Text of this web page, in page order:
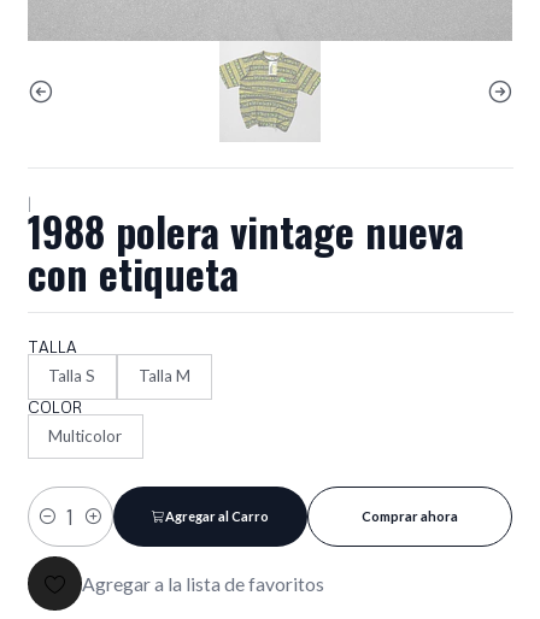
|1988 polera vintage nueva
con etiqueta
TALLA
Talla S
Talla M
COLOR
Multicolor
Cantidad
Agregar al Carro Comprar ahora
Agregar a la lista de favoritos